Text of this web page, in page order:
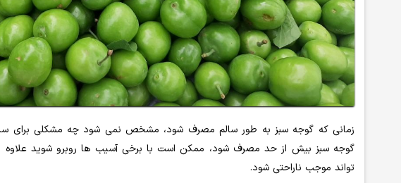
زمانی که گوجه سبز به طور سالم مصرف شود، مشخص نمی شود چه مشکلی برای
گوجه سبز بیش از حد مصرف شود، ممکن است با برخی آسیب ها روبرو شوید علاوه بر
تواند موجب ناراحتی شود.